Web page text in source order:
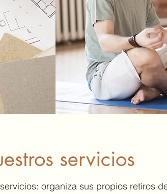
servicios
organiza sus propios retiros